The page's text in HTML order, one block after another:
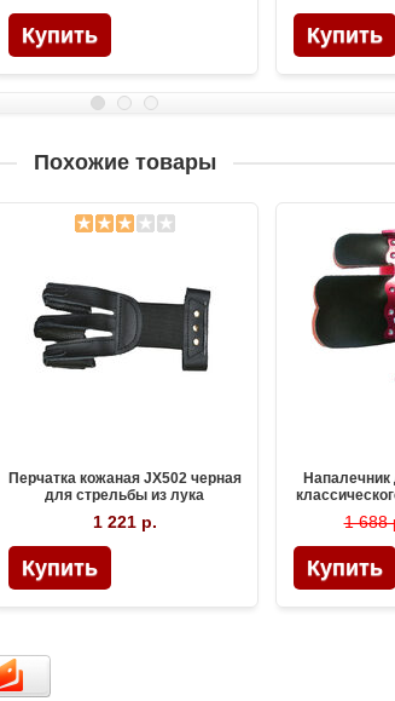
Похожие товары
Перчатка кожаная JX502 черная
для стрельбы из лука
1 221 р.
Напалечник
1 688